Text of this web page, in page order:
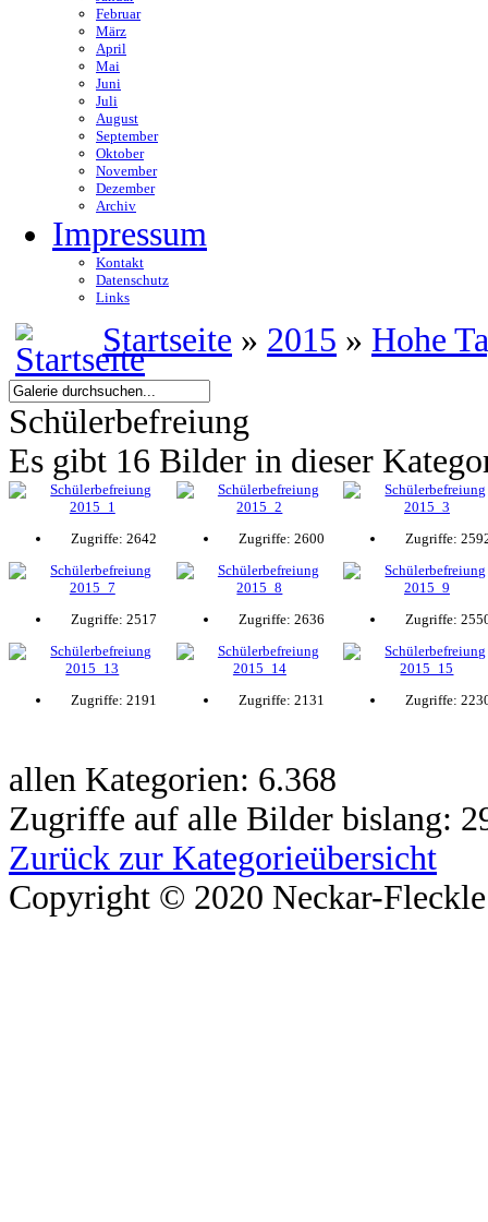
Februar
März
April
Mai
Juni
Juli
August
September
Oktober
November
Dezember
Archiv
Impressum
Kontakt
Datenschutz
Links
Startseite » 2015 » Hohe
Schülerbefreiung
Es gibt 16 Bilder in dieser
Zugriffe: 2642 Zugriffe: 2600 Zugriffe:
Zugriffe: 2517 Zugriffe: 2636 Zugriffe:
Zugriffe: 2191 Zugriffe: 2131 Zugriffe:
allen Kategorien: 6.368
Zugriffe auf alle Bilder bislang:
Zurück zur Kategorieübersicht
Copyright © 2020 Neckar-